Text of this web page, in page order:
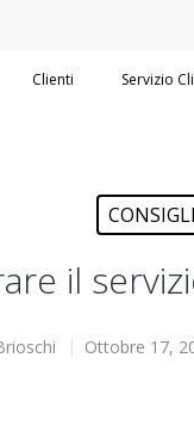
Clienti Servizio
CONSIGLI
il
Ottobre 17,